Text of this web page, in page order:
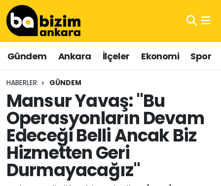
Gündem Ankara İlçeler Ekonomi Spor
HABERLER GÜNDEM
Mansur Yavaş: "Bu
Operasyonların Devam
Edeceği Belli Ancak Biz
Hizmetten Geri
Durmayacağız"
Hava Durumu
Trafik Durumu
Süper Lig Puan Durumu ve Fikstür
Tüm Manşetler
Son Dakika Haberleri
Haber Arşivi